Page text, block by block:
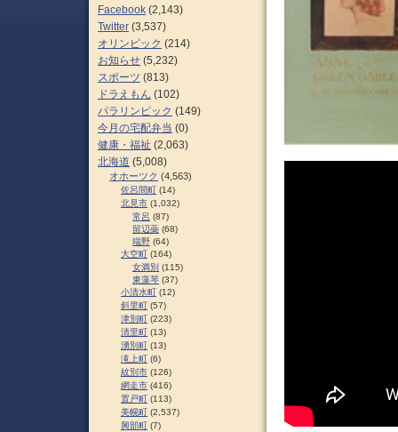
Facebook (2,143)
Twitter (3,537)
オリンピック (214)
お知らせ (5,232)
スポーツ (813)
ドラえもん (102)
パラリンピック (149)
今月の宅配弁当 (0)
健康・福祉 (2,063)
北海道 (5,008)
オホーツク (4,563)
佐呂間町 (14)
北見市 (1,032)
常呂 (87)
留辺蘂 (68)
端野 (64)
大空町 (164)
女満別 (115)
東藻琴 (37)
小清水町 (12)
斜里町 (57)
津別町 (223)
清里町 (13)
湧別町 (13)
滝上町 (6)
紋別市 (126)
網走市 (416)
置戸町 (113)
美幌町 (2,537)
興部町 (7)